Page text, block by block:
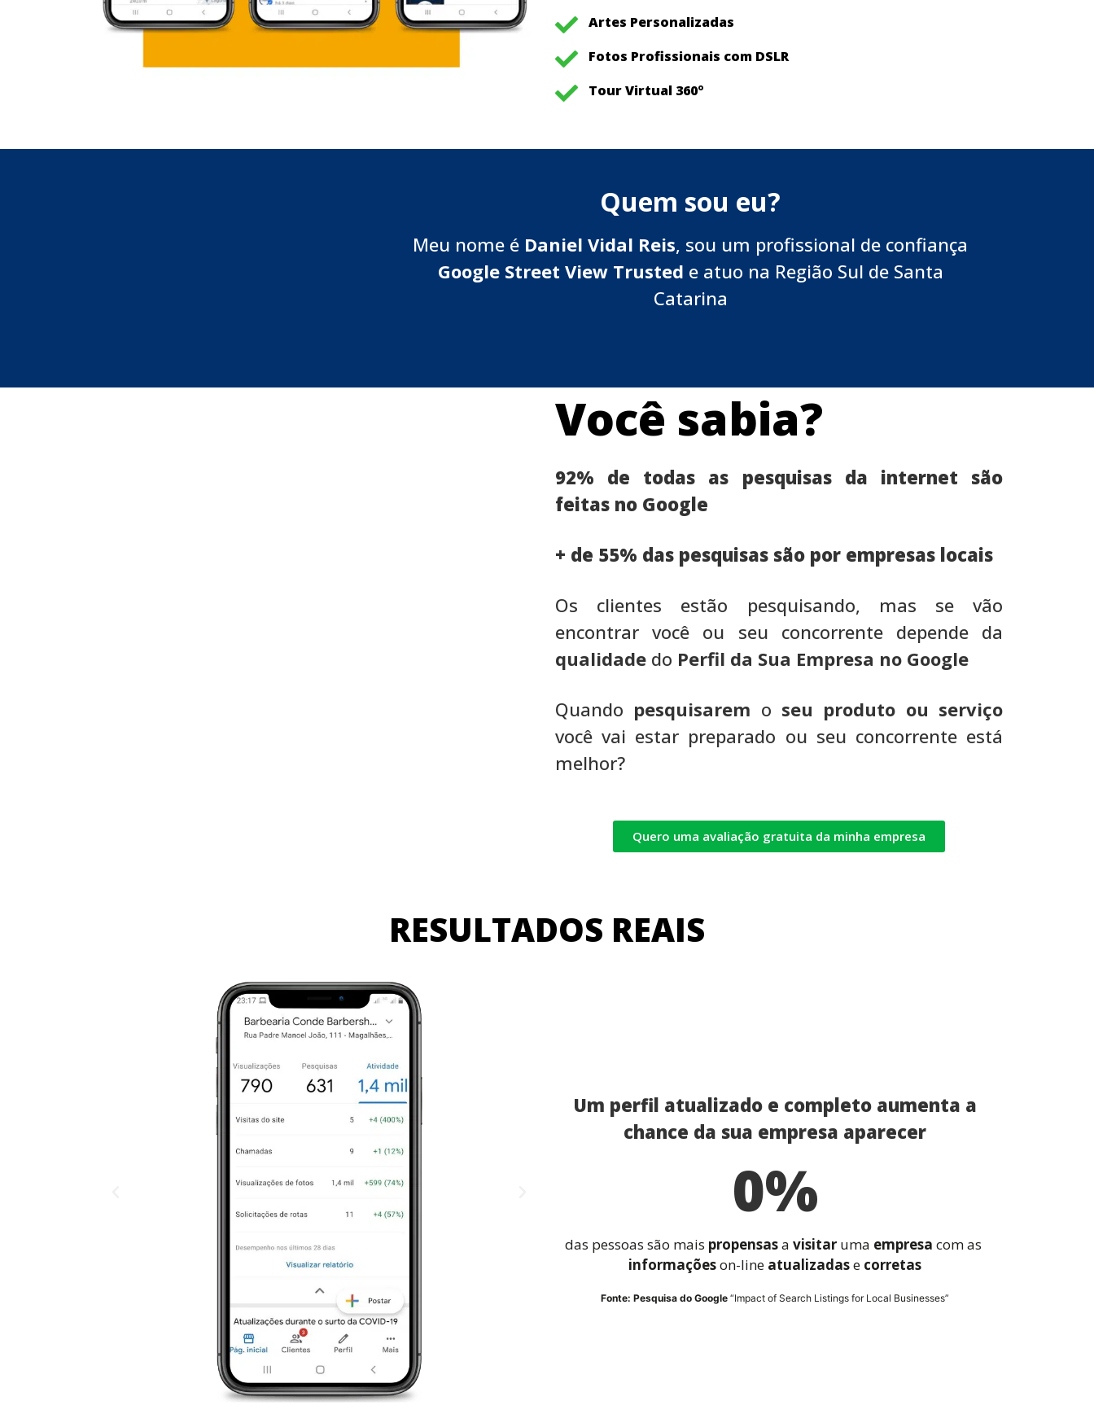
Artes Personalizadas
Fotos Profissionais com DSLR
Tour Virtual 360º
Quem sou eu?
Meu nome é Daniel Vidal Reis, sou um profissional de confiança
Google Street View Trusted e atuo na Região Sul de Santa
Catarina
Você sabia?
92% de todas as pesquisas da internet são
feitas no Google
+ de 55% das pesquisas são por empresas locais
Os clientes estão pesquisando, mas se vão
encontrar você ou seu concorrente depende da
qualidade do Perfil da Sua Empresa no Google
Quando pesquisarem o seu produto ou serviço
você vai estar preparado ou seu concorrente está
melhor?
Quero uma avaliação gratuita da minha empresa
RESULTADOS REAIS
Um perfil atualizado e completo aumenta a
chance da sua empresa aparecer
0%
das pessoas são mais propensas a visitar uma empresa
informações on-line atualizadas e corretas
Fonte: Pesquisa do Google “Impact of Search Listings for Local Businesses”